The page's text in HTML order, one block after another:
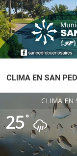
CLIMA EN SAN
CLIMA EN
25°